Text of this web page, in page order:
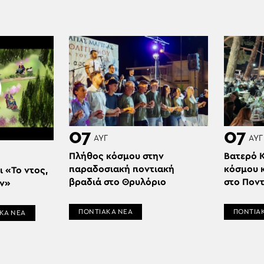
«Το ντος,
ΝΕΑ
07 ΑΥΓ
Πλήθος κόσμου στην
παραδοσιακή ποντιακή
βραδιά στο Θρυλόριο
ΠΟΝΤΙΑΚΑ ΝΕΑ
07 ΑΥΓ
Βατερό
κόσμου
στο